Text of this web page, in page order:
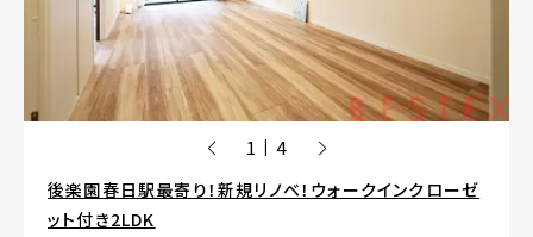
1 | 4
後楽園春日駅最寄り！新規リノベ！ウォークインクローゼ
ット付き2LDK